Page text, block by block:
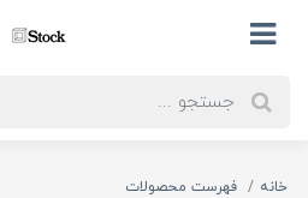
خانه
فهرست محصولات